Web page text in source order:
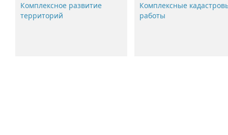
Комплексное развитие
территорий
Комплексные
работы